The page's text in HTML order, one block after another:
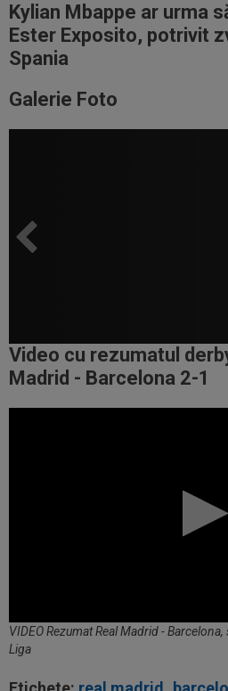
Kylian Mbappe ar urma
Ester Exposito, potrivit
Spania
Galerie Foto
Video cu rezumatul
Madrid - Barcelona 2-1
VIDEO Rezumat Real Madrid -
Liga